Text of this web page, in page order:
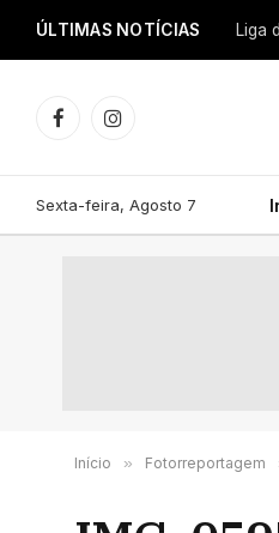
ÚLTIMAS NOTÍCIAS
FacebookInstagram
Sexta-feira, Agosto 7
Início » Fotorreportagem